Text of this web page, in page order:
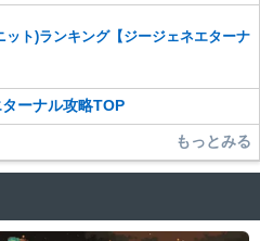
ット)ランキング【ジージェネエターナ
ーナル攻略TOP
もっとみる